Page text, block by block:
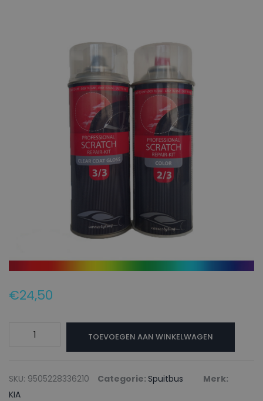
€24,50
Blanke
lak
TOEVOEGEN AAN WINKELWAGEN
SKU: 9505228336210 Categorie: Spuitbus
Merk:
KIA